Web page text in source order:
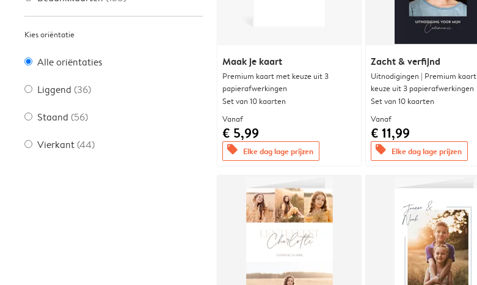
Kies oriëntatie
Alle oriëntaties
Liggend (36)
Staand (56)
Vierkant (44)
Maak je kaart
Premium kaart met keuze uit 3
papierafwerkingen
Set van 10 kaarten
Vanaf
€ 5,99
offers Elke dag lage prijzen
Zacht & verfijnd
Uitnodigingen | Premium
keuze uit 3 papierafwerkingen
Set van 10 kaarten
Vanaf
€ 11,99
offers Elke dag lage prijzen